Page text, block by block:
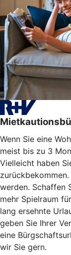
Wenn Sie eine
meist bis zu 3
Vielleicht haben
werden. Schaffen
mehr Spielraum
lang ersehnte
geben Sie Ihrer
eine
wir Sie gern.